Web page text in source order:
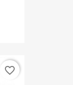
favorite_border